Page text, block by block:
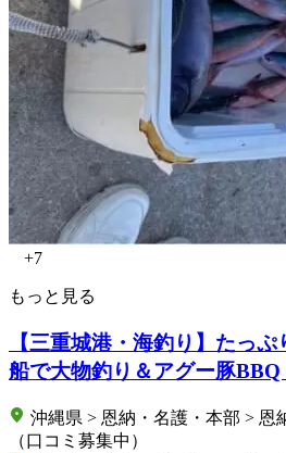
+7
もっと見る
【三重城港・海釣り】たっ
船で大物釣り＆アグー豚BBQ
沖縄県 > 恩納・名護・本部 > 恩
（口コミ募集中）